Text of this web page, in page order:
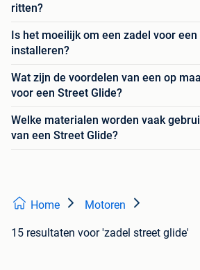
ritten?
Is het moeilijk om een zadel voor
installeren?
Wat zijn de voordelen van een op
voor een Street Glide?
Welke materialen worden vaak
van een Street Glide?
Home Motoren
15 resultaten voor 'zadel street glide'